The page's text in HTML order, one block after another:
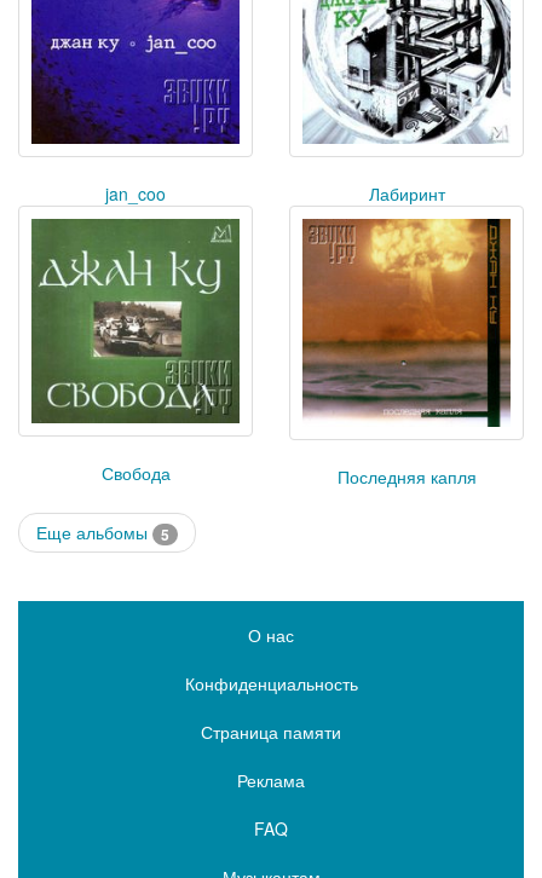
jan_coo Лабиринт
Свобода Последняя капля
Еще альбомы 5
О нас
Конфиденциальность
Страница памяти
Реклама
FAQ